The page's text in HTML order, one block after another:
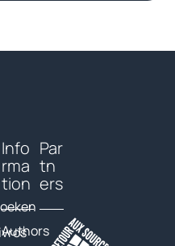
Info
rma
tion
Authors
Par
tn
ers